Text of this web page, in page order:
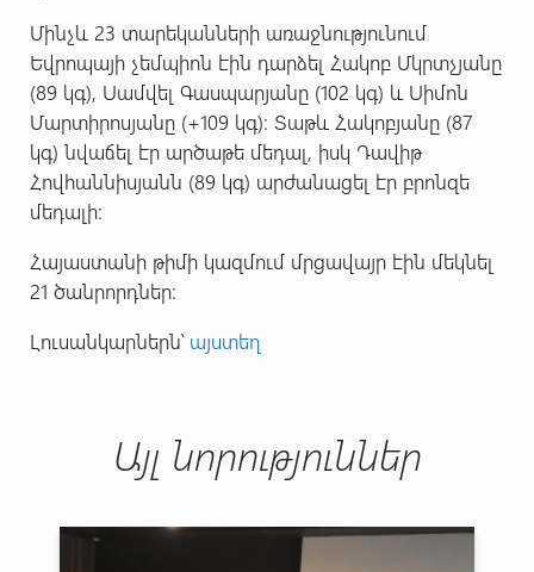
Մինչև 23 տարեկանների առաջնությունում
Եվրոպայի չեմպիոն էին դարձել Հակոբ Մկրտչյանը
(89 կգ), Սամվել Գասպարյանը (102 կգ) և Սիմոն
Մարտիրոսյանը (+109 կգ): Տաթև Հակոբյանը (87
կգ) նվաճել էր արծաթե մեդալ, իսկ Դավիթ
Հովհաննիսյանն (89 կգ) արժանացել էր բրոնզե
մեդալի:
Հայաստանի թիմի կազմում մրցավայր էին մեկնել
21 ծանրորդներ:
Լուսանկարներն՝ այստեղ
Այլ նորություններ